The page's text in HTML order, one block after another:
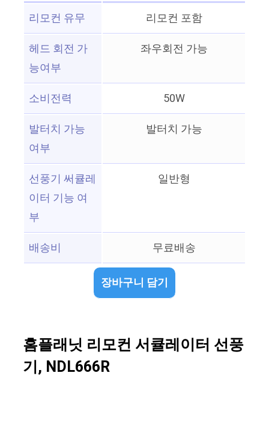
리모컨 유무
리모컨 포함
헤드 회전 가
능여부
좌우회전 가능
소비전력
50W
발터치 가능
여부
발터치 가능
선풍기 써큘레
이터 기능 여
부
일반형
배송비 무료배송
장바구니 담기
홈플래닛 리모컨 서큘레이터 선풍
기, NDL666R